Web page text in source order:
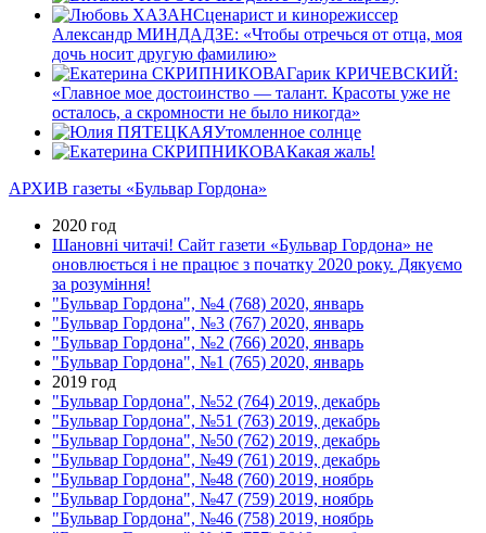
Сценарист и кинорежиссер
Александр МИНДАДЗЕ: «Чтобы отречься от отца, моя
дочь носит другую фамилию»
Гарик КРИЧЕВСКИЙ:
«Главное мое достоинство — талант. Красоты уже не
осталось, а скромности не было никогда»
Утомленное солнце
Какая жаль!
АРХИВ газеты «Бульвар Гордона»
2020 год
Шановні читачі! Сайт газети «Бульвар Гордона» не
оновлюється і не працює з початку 2020 року. Дякуємо
за розуміння!
"Бульвар Гордона", №4 (768) 2020, январь
"Бульвар Гордона", №3 (767) 2020, январь
"Бульвар Гордона", №2 (766) 2020, январь
"Бульвар Гордона", №1 (765) 2020, январь
2019 год
"Бульвар Гордона", №52 (764) 2019, декабрь
"Бульвар Гордона", №51 (763) 2019, декабрь
"Бульвар Гордона", №50 (762) 2019, декабрь
"Бульвар Гордона", №49 (761) 2019, декабрь
"Бульвар Гордона", №48 (760) 2019, ноябрь
"Бульвар Гордона", №47 (759) 2019, ноябрь
"Бульвар Гордона", №46 (758) 2019, ноябрь